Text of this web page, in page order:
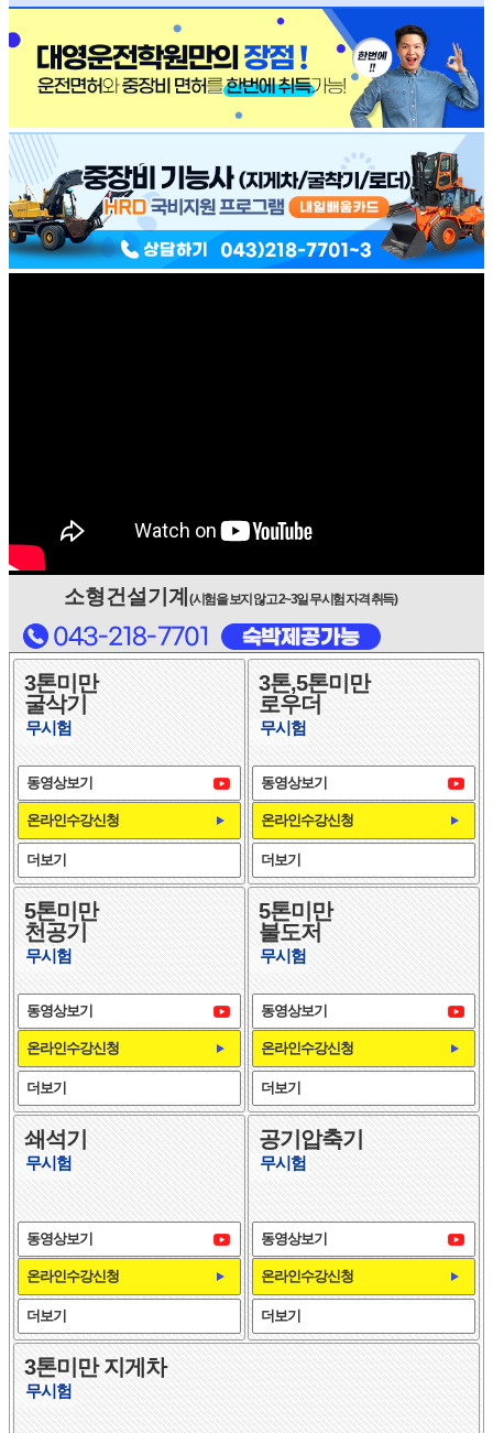
소형건설기계 (시험을 보지 않고 2~3일 무시험 자격 취득)
3톤미만
굴삭기
무시험
더보기
온라인수강신청
동영상보기
3톤,5톤미만
로우더
무시험
더보기
온라인수강신청
동영상보기
5톤미만
천공기
무시험
더보기
온라인수강신청
동영상보기
5톤미만
불도저
무시험
더보기
온라인수강신청
동영상보기
쇄석기
무시험
더보기
온라인수강신청
동영상보기
공기압축기
무시험
더보기
온라인수강신청
동영상보기
3톤미만 지게차
무시험